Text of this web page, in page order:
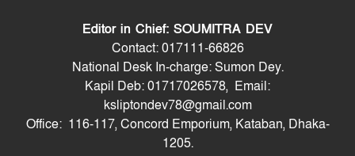
বগুড়া পুলিশ লাইনসে এএসআইয়ের ঝুলন্ত মরদেহ
উদ্ধার
সুনামগঞ্জে টর্চলাইট জ্বালিয়ে সংঘর্ষ, এমপিসহ
অর্ধশতাধিক আহত
জাতীয় সংসদের বিশেষ অধিবেশন ডাকা হচ্ছে
বগুড়ায় ও সিলেটে দুই ঘণ্টার ব্যবধানে সড়ক দুর্ঘটনায়
শিশুসহ প্রাণ গেল ১৫ জনের
শুভেন্দুর কৌশলে বদলে যাচ্ছে পশ্চিমবঙ্গের রাজনীতির
Editor in Chief: SOUMITRA DEV
Contact: 017111-66826
National Desk In-charge: Sumon Dey.
Kapil Deb: 01717026578, Email:
ksliptondev78@gmail.com
Office: 116-117, Concord Emporium, Kataban, Dhaka-
1205.